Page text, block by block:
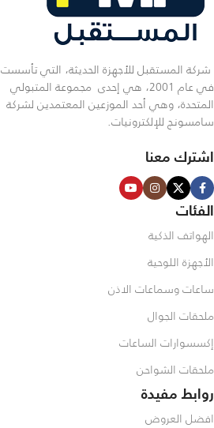
شركة المستقبل للأجهزة الحديثة، التي تأسست
في عام 2001، هي إحدى مجموعة المتبولي
المتحدة، وهي أحد الموزعين المعتمدين لشركة
سامسونج للإلكترونيات.
اشترك معنا
الفئات
الهواتف الذكية
الأجهزة اللوحية
ساعات وسماعات الاذن
ملحقات الجوال
إكسسوارات الساعات
ملحقات الشواحن
روابط مفيدة
افضل العروض